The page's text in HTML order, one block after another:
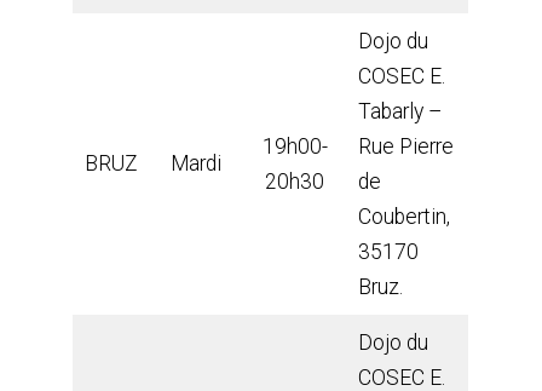
BRUZ Mardi
19h00-
20h30
Dojo du
COSEC E.
Tabarly –
Rue Pierre
de
Coubertin,
35170
Bruz.
Dojo du
COSEC E.